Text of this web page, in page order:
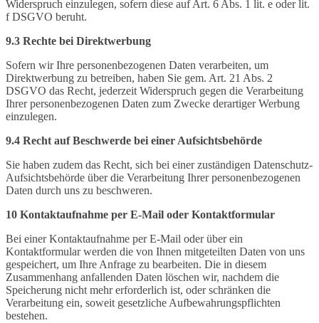
Widerspruch einzulegen, sofern diese auf Art. 6 Abs. 1 lit. e oder lit.
f DSGVO beruht.
9.3 Rechte bei Direktwerbung
Sofern wir Ihre personenbezogenen Daten verarbeiten, um
Direktwerbung zu betreiben, haben Sie gem. Art. 21 Abs. 2
DSGVO das Recht, jederzeit Widerspruch gegen die Verarbeitung
Ihrer personenbezogenen Daten zum Zwecke derartiger Werbung
einzulegen.
9.4 Recht auf Beschwerde bei einer Aufsichtsbehörde
Sie haben zudem das Recht, sich bei einer zuständigen Datenschutz-
Aufsichtsbehörde über die Verarbeitung Ihrer personenbezogenen
Daten durch uns zu beschweren.
10 Kontaktaufnahme per E-Mail oder Kontaktformular
Bei einer Kontaktaufnahme per E-Mail oder über ein
Kontaktformular werden die von Ihnen mitgeteilten Daten von uns
gespeichert, um Ihre Anfrage zu bearbeiten. Die in diesem
Zusammenhang anfallenden Daten löschen wir, nachdem die
Speicherung nicht mehr erforderlich ist, oder schränken die
Verarbeitung ein, soweit gesetzliche Aufbewahrungspflichten
bestehen.